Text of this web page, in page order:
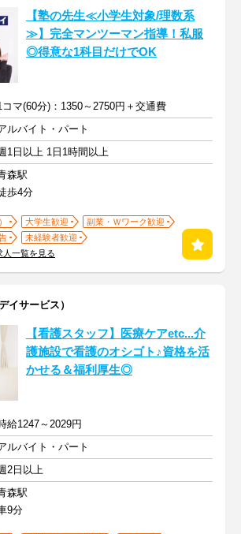
【塾の先生≪小学生対象/理数系
≫】完全マンツーマン指導！私服
◎得意な1科目だけでOK
コマ(60分)：1350～2750円＋交通費
ルバイト・パート
1日以上 1日1時間以上
森駅
歩4分
大学生歓迎
副業・Ｗワーク歓迎
未経験者歓迎
人一覧を見る
イサービス）
【看護スタッフ】医療ケアetc...介
護施設で看護のオシゴト♪資格を活
かせる＆福利厚生◎
給1247～2029円
ルバイト・パート
2日以上
森駅
9分